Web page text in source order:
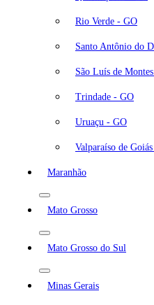
Rio Verde - GO
Santo Antônio do
São Luís de
Trindade - GO
Uruaçu - GO
Valparaíso de
Maranhão
Mato Grosso
Mato Grosso do Sul
Minas Gerais